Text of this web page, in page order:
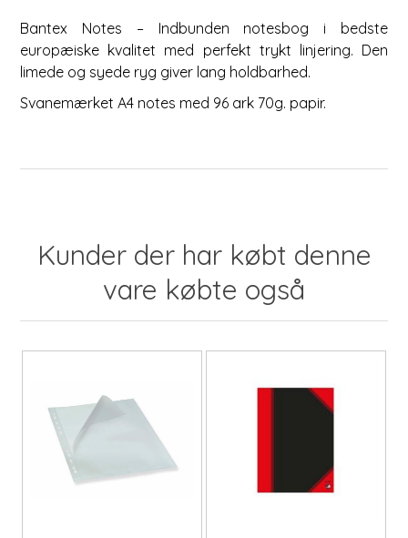
Bantex Notes – Indbunden notesbog i bedste
europæiske kvalitet med perfekt trykt linjering. Den
limede og syede ryg giver lang holdbarhed.
Svanemærket A4 notes med 96 ark 70g. papir.
Kunder der har købt denne
vare købte også